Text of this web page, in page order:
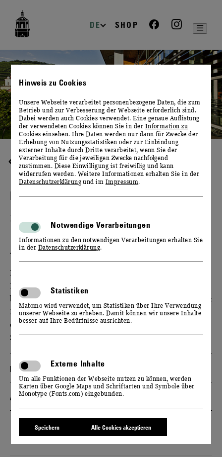
Navigation
DE SHOP
HÖHEPUNKTE
HIMMELFAHRTSWOCHENENDE
MIT "WEIN & MUSIK"
15. - 17. MAI 2026
Ein charmanter Familienausflug mit kulinarischen
Köstlichkeiten, erlesenen Weinen und Sekten in der
barocken Anlage, täglichen Führungen sowie „Wein &
Musik“ auf unseren Sonnenterrassen. Erleben Sie
einen Tag voller Genuss beim Weinsommer auf
Schloss Wackerbarth.
Programm
Anreiseempfehlung
Hinweis zu Cookies
Unsere Webseite verarbeitet personenbezogene Daten, die zum
Betrieb und zur Verbesserung der Webseite erforderlich sind.
Dabei werden auch Cookies verwendet. Eine genaue Auflistung
der verwendeten Cookies können Sie in der Information zu
Cookies einsehen. Ihre Daten werden nur dann für Zwecke der
Erhebung von Nutzungsstatistiken oder zur Einbindung
externer Inhalte durch Dritte verarbeitet, wenn Sie der
Verarbeitung für die jeweiligen Zwecke nachfolgend
zustimmen. Diese Einwilligung ist freiwillig und kann
widerrufen werden. Weitere Informationen erhalten Sie in der
Datenschutzerklärung und im Impressum.
Notwendige Verarbeitungen
Informationen zu den notwendigen Verarbeitungen erhalten Sie
in der Datenschutzerklärung.
Statistiken
Matomo wird verwendet, um Statistiken über Ihre Verwendung
unserer Webseite zu erheben. Damit können wir unsere Inhalte
besser auf Ihre Bedürfnisse ausrichten.
Externe Inhalte
Um alle Funktionen der Webseite nutzen zu können, werden
Karten über Google Maps und Schriftarten und Symbole über
Monotype (Fonts.com) eingebunden.
Speichern Alle Cookies akzeptieren